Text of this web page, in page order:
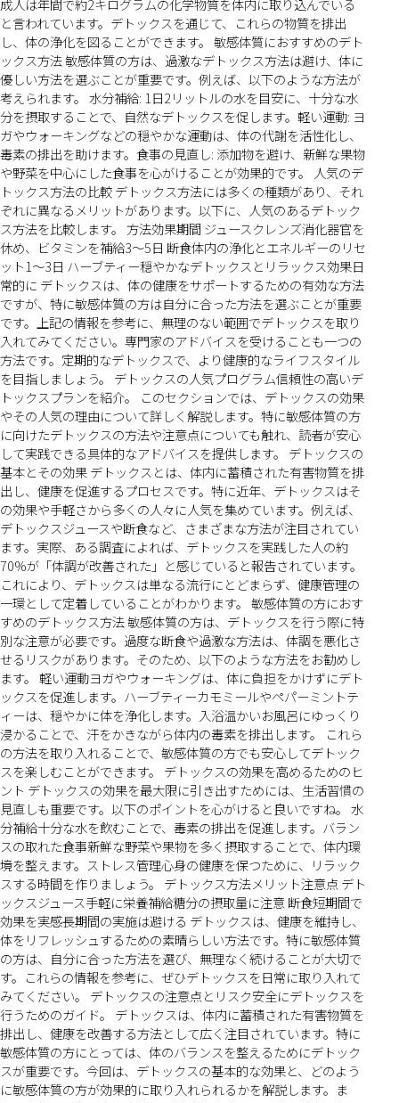
成人は年間で約2キログラムの化学物質を体内に取り込んでいる
と言われています。デトックスを通じて、これらの物質を排出
し、体の浄化を図ることができます。 敏感体質におすすめのデト
ックス方法 敏感体質の方は、過激なデトックス方法は避け、体に
優しい方法を選ぶことが重要です。例えば、以下のような方法が
考えられます。 水分補給: 1日2リットルの水を目安に、十分な水
分を摂取することで、自然なデトックスを促します。軽い運動: ヨ
ガやウォーキングなどの穏やかな運動は、体の代謝を活性化し、
毒素の排出を助けます。食事の見直し: 添加物を避け、新鮮な果物
や野菜を中心にした食事を心がけることが効果的です。 人気のデ
トックス方法の比較 デトックス方法には多くの種類があり、それ
ぞれに異なるメリットがあります。以下に、人気のあるデトック
ス方法を比較します。 方法効果期間 ジュースクレンズ消化器官を
休め、ビタミンを補給3〜5日 断食体内の浄化とエネルギーのリセ
ット1〜3日 ハーブティー穏やかなデトックスとリラックス効果日
常的に デトックスは、体の健康をサポートするための有効な方法
ですが、特に敏感体質の方は自分に合った方法を選ぶことが重要
です。上記の情報を参考に、無理のない範囲でデトックスを取り
入れてみてください。専門家のアドバイスを受けることも一つの
方法です。定期的なデトックスで、より健康的なライフスタイル
を目指しましょう。 デトックスの人気プログラム信頼性の高いデ
トックスプランを紹介。 このセクションでは、デトックスの効果
やその人気の理由について詳しく解説します。特に敏感体質の方
に向けたデトックスの方法や注意点についても触れ、読者が安心
して実践できる具体的なアドバイスを提供します。 デトックスの
基本とその効果 デトックスとは、体内に蓄積された有害物質を排
出し、健康を促進するプロセスです。特に近年、デトックスはそ
の効果や手軽さから多くの人々に人気を集めています。例えば、
デトックスジュースや断食など、さまざまな方法が注目されてい
ます。実際、ある調査によれば、デトックスを実践した人の約
70%が「体調が改善された」と感じていると報告されています。
これにより、デトックスは単なる流行にとどまらず、健康管理の
一環として定着していることがわかります。 敏感体質の方におす
すめのデトックス方法 敏感体質の方は、デトックスを行う際に特
別な注意が必要です。過度な断食や過激な方法は、体調を悪化さ
せるリスクがあります。そのため、以下のような方法をお勧めし
ます。 軽い運動ヨガやウォーキングは、体に負担をかけずにデト
ックスを促進します。ハーブティーカモミールやペパーミントテ
ィーは、穏やかに体を浄化します。入浴温かいお風呂にゆっくり
浸かることで、汗をかきながら体内の毒素を排出します。 これら
の方法を取り入れることで、敏感体質の方でも安心してデトック
スを楽しむことができます。 デトックスの効果を高めるためのヒ
ント デトックスの効果を最大限に引き出すためには、生活習慣の
見直しも重要です。以下のポイントを心がけると良いですね。 水
分補給十分な水を飲むことで、毒素の排出を促進します。バラン
スの取れた食事新鮮な野菜や果物を多く摂取することで、体内環
境を整えます。ストレス管理心身の健康を保つために、リラック
スする時間を作りましょう。 デトックス方法メリット注意点 デト
ックスジュース手軽に栄養補給糖分の摂取量に注意 断食短期間で
効果を実感長期間の実施は避ける デトックスは、健康を維持し、
体をリフレッシュするための素晴らしい方法です。特に敏感体質
の方は、自分に合った方法を選び、無理なく続けることが大切で
す。これらの情報を参考に、ぜひデトックスを日常に取り入れて
みてください。 デトックスの注意点とリスク安全にデトックスを
行うためのガイド。 デトックスは、体内に蓄積された有害物質を
排出し、健康を改善する方法として広く注目されています。特に
敏感体質の方にとっては、体のバランスを整えるためにデトック
スが重要です。今回は、デトックスの基本的な効果と、どのよう
に敏感体質の方が効果的に取り入れられるかを解説します。ま